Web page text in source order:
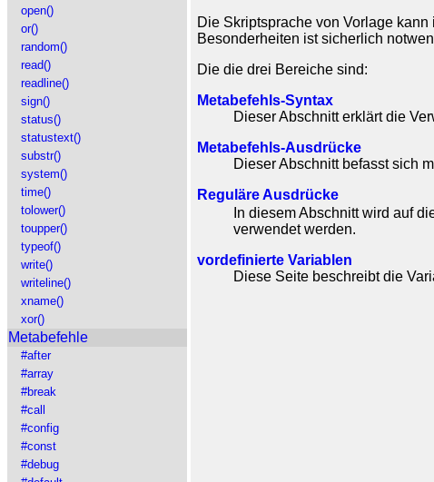
open()
or()
random()
read()
readline()
sign()
status()
statustext()
substr()
system()
time()
tolower()
toupper()
typeof()
write()
writeline()
xname()
xor()
Metabefehle
#after
#array
#break
#call
#config
#const
#debug
Die Skriptsprache von Vorlage
Besonderheiten ist sicherlich
Die die drei Bereiche sind:
Metabefehls-Syntax
Dieser Abschnitt erklärt die
Metabefehls-Ausdrücke
Dieser Abschnitt befasst sich
Reguläre Ausdrücke
In diesem Abschnitt wird auf
verwendet werden.
vordefinierte Variablen
Diese Seite beschreibt die